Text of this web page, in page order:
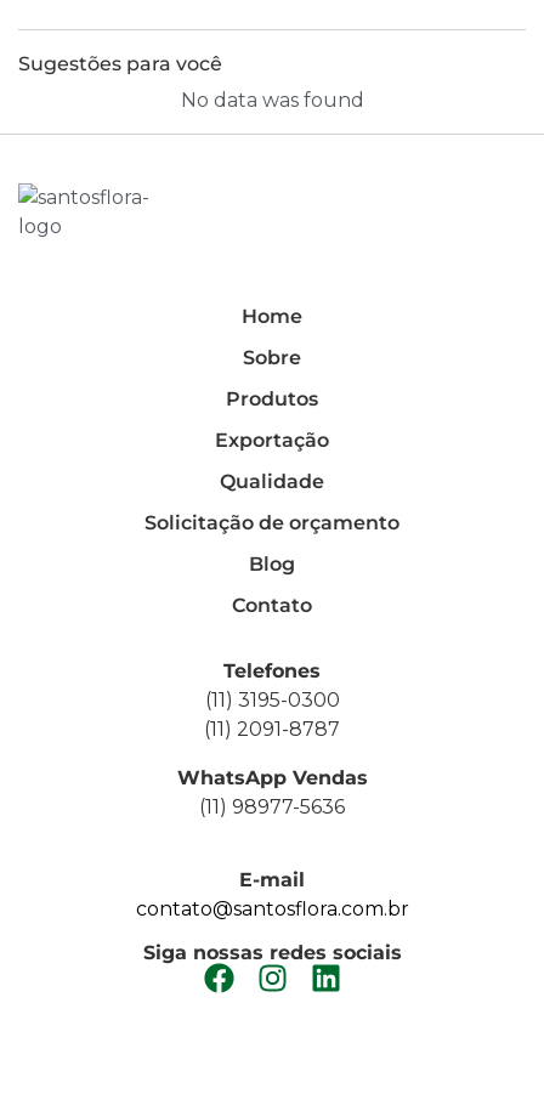
Sugestões para você
No data was found
Home
Sobre
Produtos
Exportação
Qualidade
Solicitação de orçamento
Blog
Contato
Telefones
(11) 3195-0300
(11) 2091-8787
WhatsApp Vendas
(11) 98977-5636
E-mail
contato@santosflora.com.br
Siga nossas redes sociais